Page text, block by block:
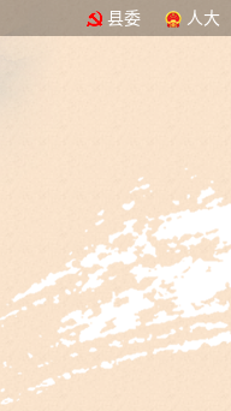
县委 人大